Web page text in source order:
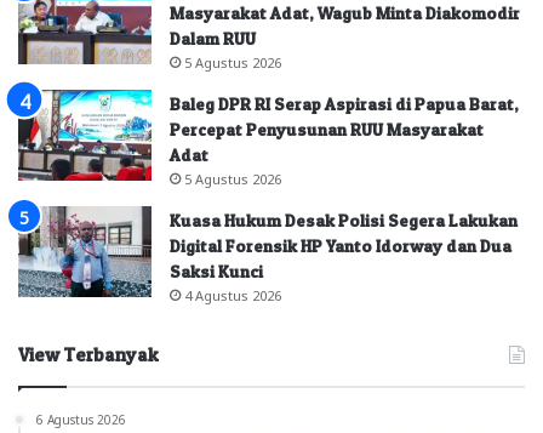
Masyarakat Adat, Wagub Minta Diakomodir
Dalam RUU
5 Agustus 2026
Baleg DPR RI Serap Aspirasi di Papua Barat,
Percepat Penyusunan RUU Masyarakat
Adat
5 Agustus 2026
Kuasa Hukum Desak Polisi Segera Lakukan
Digital Forensik HP Yanto Idorway dan Dua
Saksi Kunci
4 Agustus 2026
View Terbanyak
6 Agustus 2026